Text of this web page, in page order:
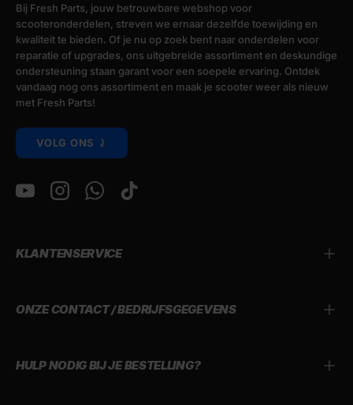
Bij Fresh Parts, jouw betrouwbare webshop voor
scooteronderdelen, streven we ernaar dezelfde toewijding en
kwaliteit te bieden. Of je nu op zoek bent naar onderdelen voor
reparatie of upgrades, ons uitgebreide assortiment en deskundige
ondersteuning staan garant voor een soepele ervaring. Ontdek
vandaag nog ons assortiment en maak je scooter weer als nieuw
met Fresh Parts!
VOLG ONS ⤸
YouTubeInstagramWhatsAppTikTok
KLANTENSERVICE
ONZE CONTACT / BEDRIJFSGEGEVENS
HULP NODIG BIJ JE BESTELLING?